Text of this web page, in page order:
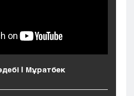
| Мұратбек